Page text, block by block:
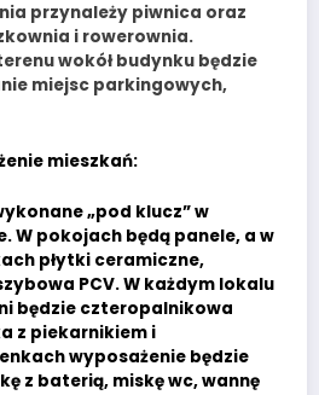
przynależy piwnica oraz
i rowerownia.
wokół budynku będzie
miejsc parkingowych,
mieszkań:
„pod klucz” w
W pokojach będą panele, a w
płytki ceramiczne,
PCV. W każdym lokalu
będzie czteropalnikowa
z piekarnikiem i
wyposażenie będzie
z baterią, miskę wc, wannę